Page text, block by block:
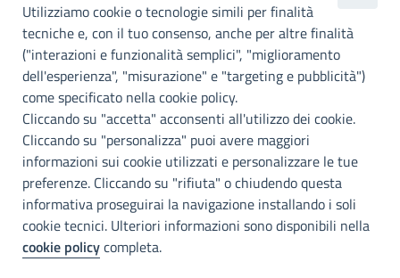
Palermo
Info e contatti
Città Metropoliitana di Palermo
Via Maqueda, 100 - 90134 - Palermo
Cod. Fisc. 80021470820
PEC: cm.pa@cert.cittametropolitana.pa.it
I nostri canali social
Accessibilità
Città Metropolitana di Palermo si impegna a rendere il proprio sito
web accessibile, conformemente al D.lgs. 10 agosto 2018, n°106
Utilizziamo cookie o tecnologie simili per finalità
tecniche e, con il tuo consenso, anche per altre finalità
("interazioni e funzionalità semplici", "miglioramento
dell'esperienza", "misurazione" e "targeting e pubblicità")
come specificato nella cookie policy.
Cliccando su "accetta" acconsenti all'utilizzo dei cookie.
Cliccando su "personalizza" puoi avere maggiori
informazioni sui cookie utilizzati e personalizzare le tue
preferenze. Cliccando su "rifiuta" o chiudendo questa
informativa proseguirai la navigazione installando i soli
cookie tecnici. Ulteriori informazioni sono disponibili nella
cookie policycompleta.